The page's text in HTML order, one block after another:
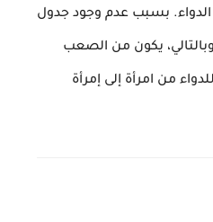
بسبب عدم وجود جدول
يكون من الصعب
من امرأة إلى إمرأة